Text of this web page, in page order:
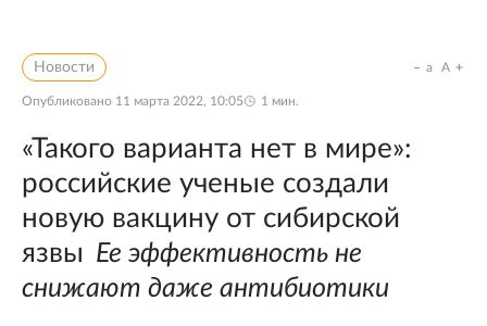
Новости
Опубликовано 11 марта 2022, 10:05 1 мин.
a A
«Такого варианта нет в мире»:
российские ученые создали
новую вакцину от сибирской
язвы Ее эффективность не
снижают даже антибиотики